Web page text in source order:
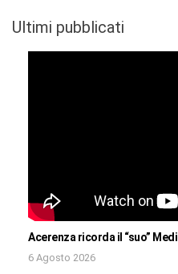
Ultimi pubblicati
Acerenza ricorda il “suo”
6 Agosto 2026